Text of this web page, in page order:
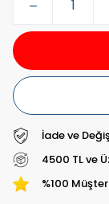
İade ve
4500 TL ve
%100